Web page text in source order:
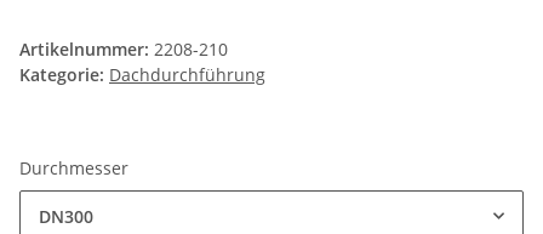
Artikelnummer: 2208-210
Kategorie: Dachdurchführung
Durchmesser
DN300